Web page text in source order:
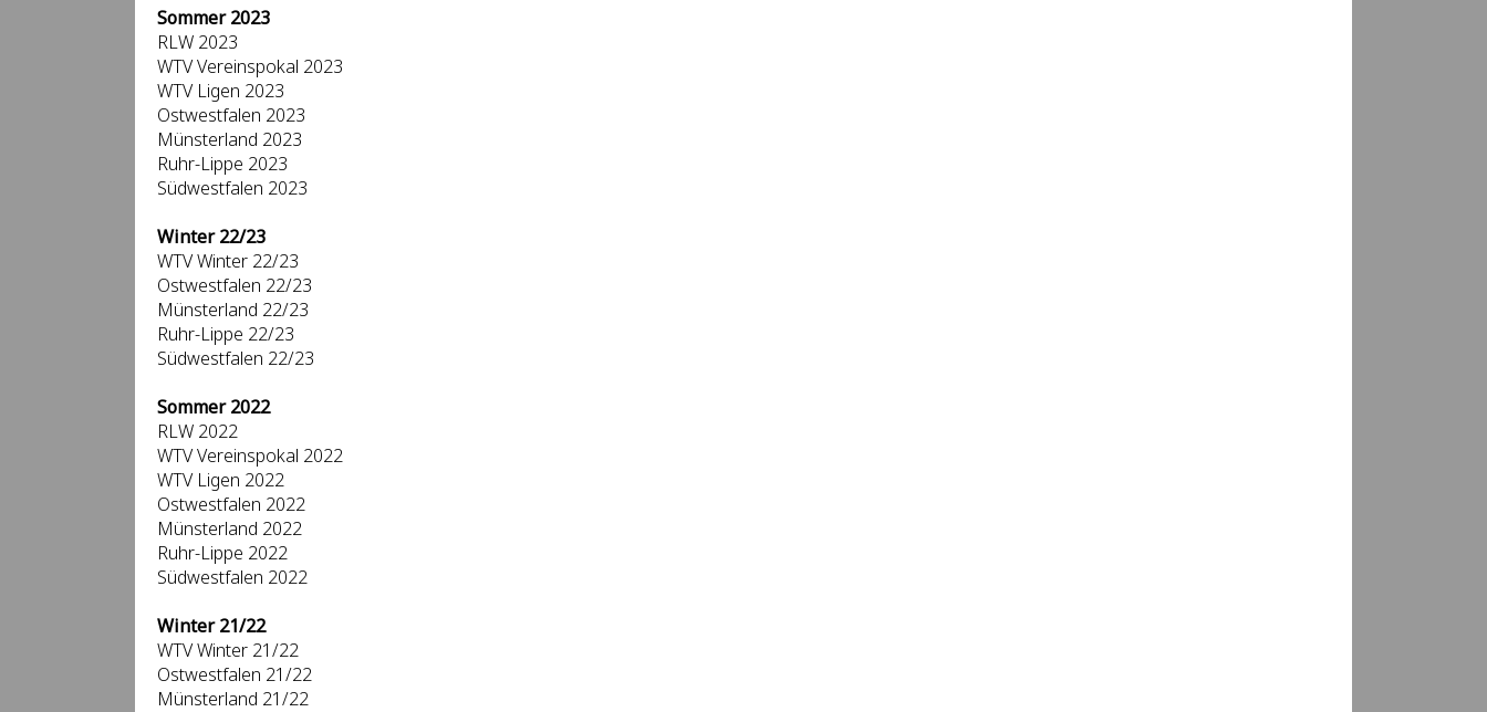
Sommer 2023
RLW 2023
WTV Vereinspokal 2023
WTV Ligen 2023
Ostwestfalen 2023
Münsterland 2023
Ruhr-Lippe 2023
Südwestfalen 2023
Winter 22/23
WTV Winter 22/23
Ostwestfalen 22/23
Münsterland 22/23
Ruhr-Lippe 22/23
Südwestfalen 22/23
Sommer 2022
RLW 2022
WTV Vereinspokal 2022
WTV Ligen 2022
Ostwestfalen 2022
Münsterland 2022
Ruhr-Lippe 2022
Südwestfalen 2022
Winter 21/22
WTV Winter 21/22
Ostwestfalen 21/22
Münsterland 21/22